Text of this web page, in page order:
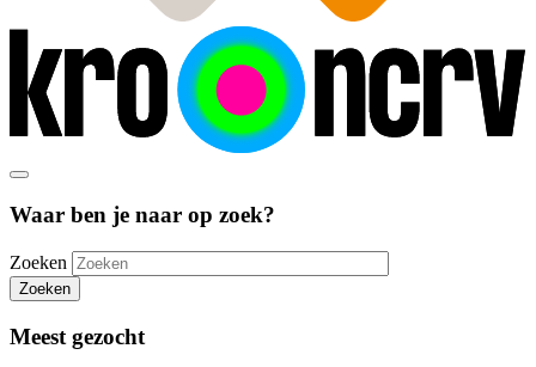
Waar ben je naar op zoek?
Zoeken
Zoeken
Meest gezocht